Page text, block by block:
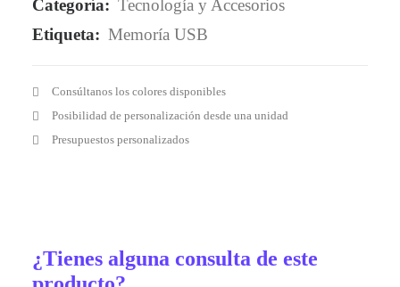
Categoría: Tecnología y Accesorios
Etiqueta: Memoría USB
Consúltanos los colores disponibles
Posibilidad de personalización desde una unidad
Presupuestos personalizados
¿Tienes alguna consulta de este